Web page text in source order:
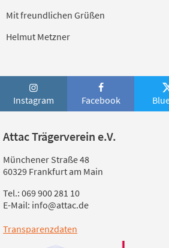
Mit freundlichen Grüßen
Helmut Metzner
Instagram Facebook
Attac Trägerverein e.V.
Münchener Straße 48
60329 Frankfurt am Main
Tel.: 069 900 281 10
E-Mail: info@attac.de
Transparenzdaten